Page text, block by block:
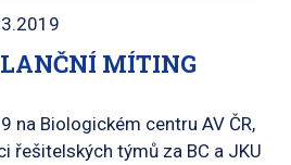
MÍTING
na Biologickém centru AV ČR,
řešitelských týmů za BC a JKU